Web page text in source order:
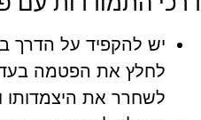
יש להקפיד על הדרך
לחלץ את הפטמה
לשחרר את